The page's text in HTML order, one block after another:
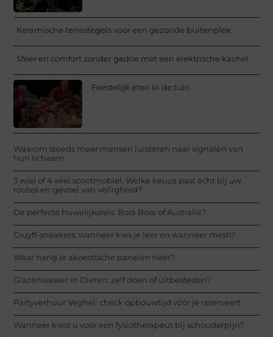
Keramische terrastegels voor een gezonde buitenplek
Sfeer en comfort zonder gedoe met een elektrische kachel
Feestelijk eten in de tuin
Waarom steeds meer mensen luisteren naar signalen van
hun lichaam
3 wiel of 4 wiel scootmobiel. Welke keuze past echt bij uw
routes en gevoel van veiligheid?
De perfecte huwelijksreis: Bora Bora of Australië?
Cruyff-sneakers: wanneer kies je leer en wanneer mesh?
Waar hang je akoestische panelen neer?
Glazenwasser in Dieren: zelf doen of uitbesteden?
Partyverhuur Veghel: check opbouwtijd vóór je reserveert
Wanneer kiest u voor een fysiotherapeut bij schouderpijn?